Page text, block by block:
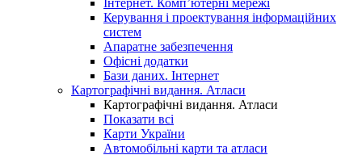
Інтернет. Комп’ютерні мережі
Керування і проектування інформаційних
систем
Апаратне забезпечення
Офісні додатки
Бази даних. Інтернет
Картографічні видання. Атласи
Картографічні видання. Атласи
Показати всі
Карти України
Автомобільні карти та атласи